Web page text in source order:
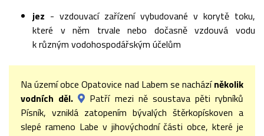
jez - vzdouvací zařízení vybudované v korytě toku,
které v něm trvale nebo dočasně vzdouvá vodu
k různým vodohospodářským účelům
Na území obce Opatovice nad Labem se nacházíněkolik
vodních děl.
Patří mezi ně soustava pěti rybníků
Písník, vzniklá zatopením bývalých štěrkopískoven a
slepé rameno Labe v jihovýchodní části obce, které je